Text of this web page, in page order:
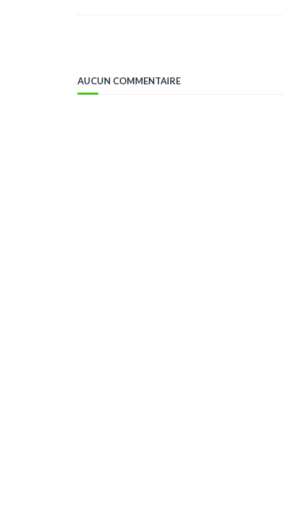
AUCUN COMMENTAIRE